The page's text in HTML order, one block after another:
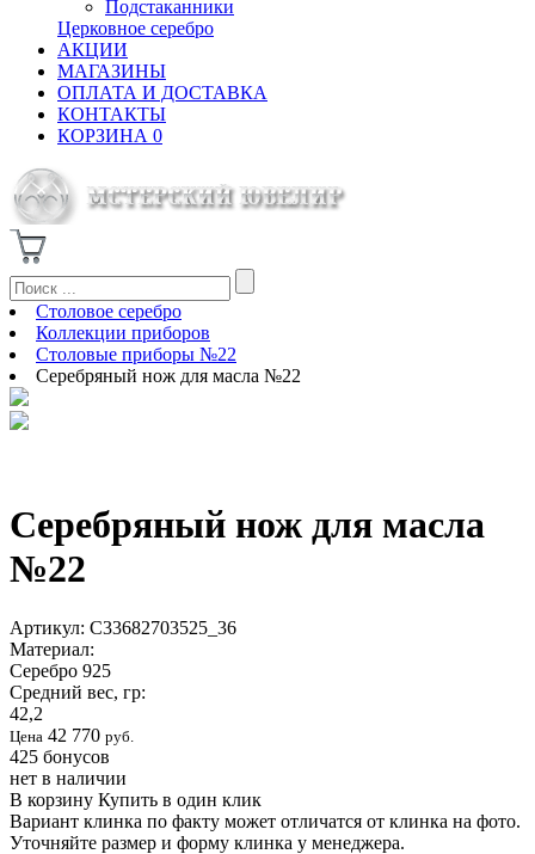
Подстаканники
Церковное серебро
АКЦИИ
МАГАЗИНЫ
ОПЛАТА И ДОСТАВКА
КОНТАКТЫ
КОРЗИНА 0
Столовое серебро
Коллекции приборов
Столовые приборы №22
Серебряный нож для масла №22
Серебряный нож для масла
№22
Артикул: С33682703525_36
Материал:
Серебро 925
Средний вес, гр:
42,2
Цена 42 770 руб.
425 бонусов
нет в наличии
В корзину Купить в один клик
Вариант клинка по факту может отличатся от клинка на фото.
Уточняйте размер и форму клинка у менеджера.